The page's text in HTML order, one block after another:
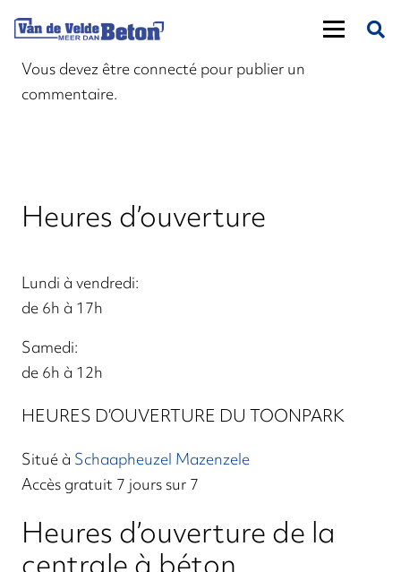
Vous devezêtre connectépour publier un
commentaire.
Heures d’ouverture
Lundi à vendredi:
de 6h à 17h
Samedi:
de 6h à 12h
HEURES D’OUVERTURE DU TOONPARK
Situé àSchaapheuzel Mazenzele
Accès gratuit 7 jours sur 7
Heures d’ouverture de la